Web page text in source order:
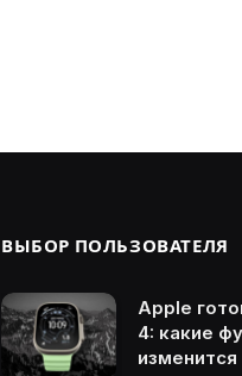
ВЫБОР ПОЛЬЗОВАТЕЛЯ
Apple
4: какие